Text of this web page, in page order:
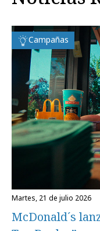
Campañas
martes, 21 de julio 2026
McDonald´s